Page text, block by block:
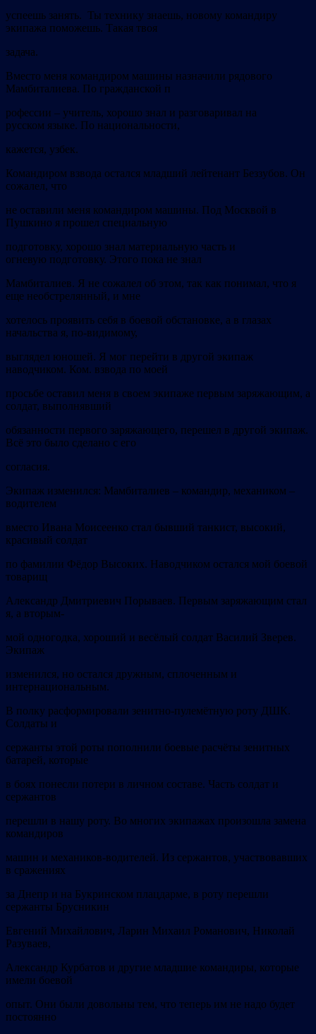
успеешь занять. Ты технику знаешь, новому командиру
экипажа поможешь. Такая твоя
задача.
Вместо меня командиром машины назначили рядового
Мамбиталиева. По гражданской п
рофессии – учитель, хорошо знал и разговаривал на
русском языке. По национальности,
кажется, узбек.
Командиром взвода остался младший лейтенант Беззубов. Он
сожалел, что
не оставили меня командиром машины. Под Москвой в
Пушкино я прошел специальную
подготовку, хорошо знал материальную часть и
огневую подготовку. Этого пока не знал
Мамбиталиев. Я не сожалел об этом, так как понимал, что я
еще необстрелянный, и мне
хотелось проявить себя в боевой обстановке, а в глазах
начальства я, по-видимому,
выглядел юношей. Я мог перейти в другой экипаж
наводчиком. Ком. взвода по моей
просьбе оставил меня в своем экипаже первым заряжающим, а
солдат, выполнявший
обязанности первого заряжающего, перешел в другой экипаж.
Всё это было сделано с его
согласия.
Экипаж изменился: Мамбиталиев – командир, механиком –
водителем
вместо Ивана Моисеенко стал бывший танкист, высокий,
красивый солдат
по фамилии Фёдор Высоких. Наводчиком остался мой боевой
товарищ
Александр Дмитриевич Порываев. Первым заряжающим стал
я, а вторым-
мой одногодка, хороший и весёлый солдат Василий Зверев.
Экипаж
изменился, но остался дружным, сплоченным и
интернациональным.
В полку расформировали зенитно-пулемётную роту ДШК.
Солдаты и
сержанты этой роты пополнили боевые расчёты зенитных
батарей, которые
в боях понесли потери в личном составе. Часть солдат и
сержантов
перешли в нашу роту. Во многих экипажах произошла замена
командиров
машин и механиков-водителей. Из сержантов, участвовавших
в сражениях
за Днепр и на Букринском плацдарме, в роту перешли
сержанты Брусникин
Евгений Михайлович, Ларин Михаил Романович, Николай
Разуваев,
Александр Курбатов и другие младшие командиры, которые
имели боевой
опыт. Они были довольны тем, что теперь им не надо будет
постоянно